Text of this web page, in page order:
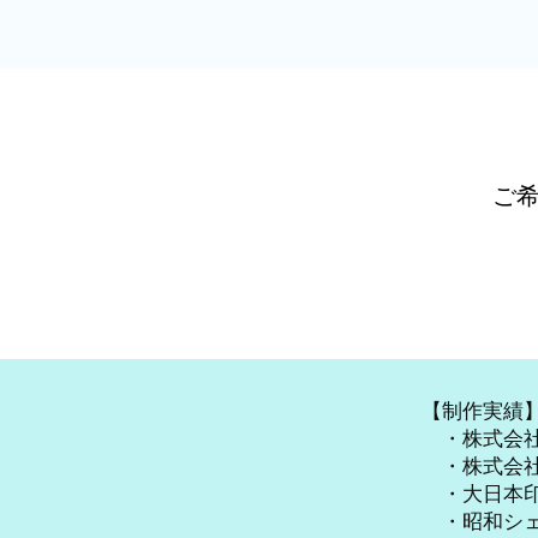
ご
【制作実績
・株式会
・株式会
・大日
・昭和